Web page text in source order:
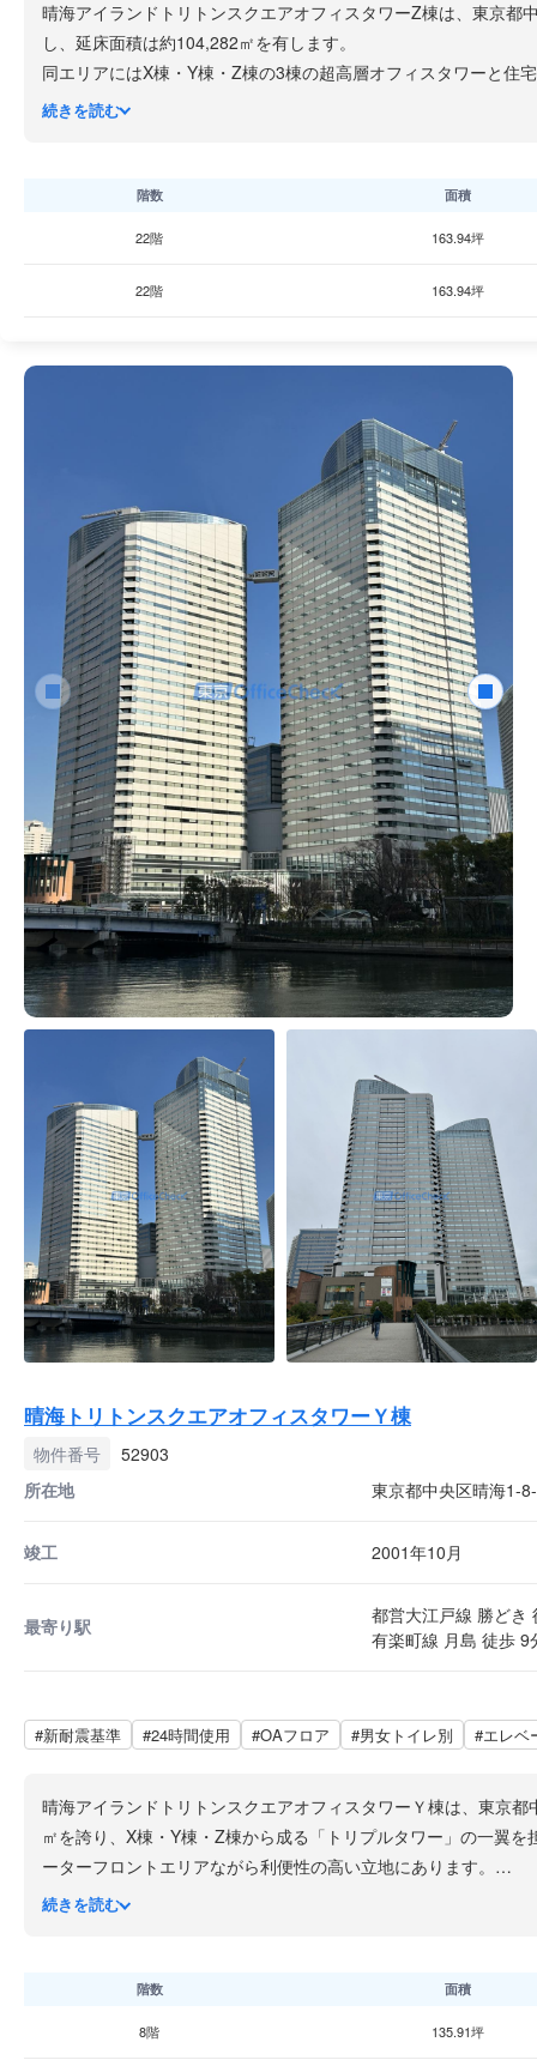
晴海アイランドトリトンスクエアオフィスタワーZ棟は、東京
し、延床面積は約104,282㎡を有します。
同エリアにはX棟・Y棟・Z棟の3棟の超高層オフィスタワーと住
棟として位置づけられています。オフィス・商業・住宅機能が
500kg/㎡）に対応しており、多様なレイアウトに柔軟に対応でき
る設計となっています。
1・2階の商業フロアにはコンビニ・飲食店・スーパー・郵便局
続きを読む
階数 面積
22階 163.94坪
22階 163.94坪
晴海トリトンスクエアオフィスタワーＹ棟
物件番号
52903
所在地
東京都中央区晴海1-
竣工 2001年10月
最寄り駅
都営大江戸線 勝どき
有楽町線 月島 徒歩 9
#新耐震基準 #24時間使用 #OAフロア #男女トイレ別 #エレベ
晴海アイランドトリトンスクエアオフィスタワーＹ棟は、東京
㎡を誇り、X棟・Y棟・Z棟から成る「トリプルタワー」の一翼
ーターフロントエリアながら利便性の高い立地にあります。
基準階貸室面積は約1,996㎡（約604坪）という大規模な無柱空
置）を配置し、地震・暴風といった水平方向の力に対して高い
施設全体では約60店舗のショップとレストランが入居する商
続きを読む
階数 面積
8階 135.91坪